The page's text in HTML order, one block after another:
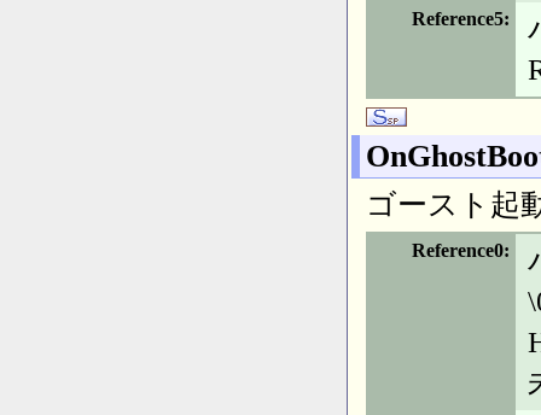
Reference5
ゴースト起
Reference0